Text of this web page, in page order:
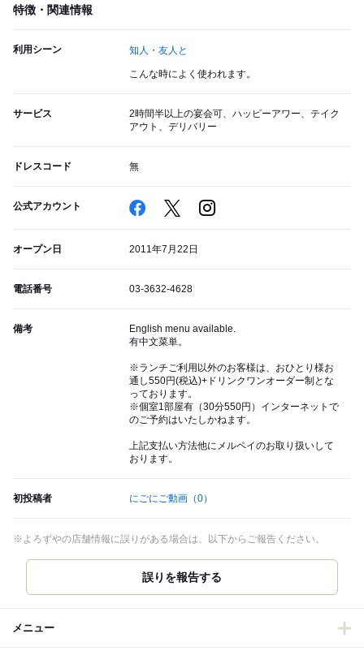
特徴・関連情報
利用シーン 知人・友人と
こんな時によく使われます。
サービス
2時間半以上の宴会可、ハッピーアワー、テイク
アウト、デリバリー
ドレスコード 無
公式アカウント
オープン日 2011年7月22日
電話番号 03-3632-4628
備考
English menu available.
有中文菜単。
※ランチご利用以外のお客様は、おひとり様お
通し550円(税込)+ドリンクワンオーダー制とな
っております。
※個室1部屋有（30分550円）インターネットで
のご予約はいたしかねます。
上記支払い方法他にメルペイのお取り扱いして
おります。
初投稿者 にごにご動画 （0）
※よろずやの店舗情報に誤りがある場合は、以下からご報告ください。
誤りを報告する
メニュー